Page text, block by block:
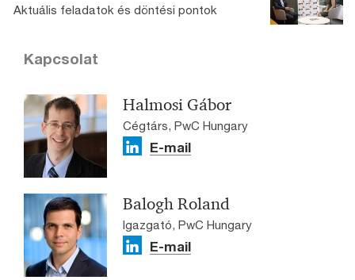
Aktuális feladatok és döntési pontok
Kapcsolat
Halmosi Gábor
Cégtárs, PwC Hungary
E-mail
Balogh Roland
Igazgató, PwC Hungary
E-mail